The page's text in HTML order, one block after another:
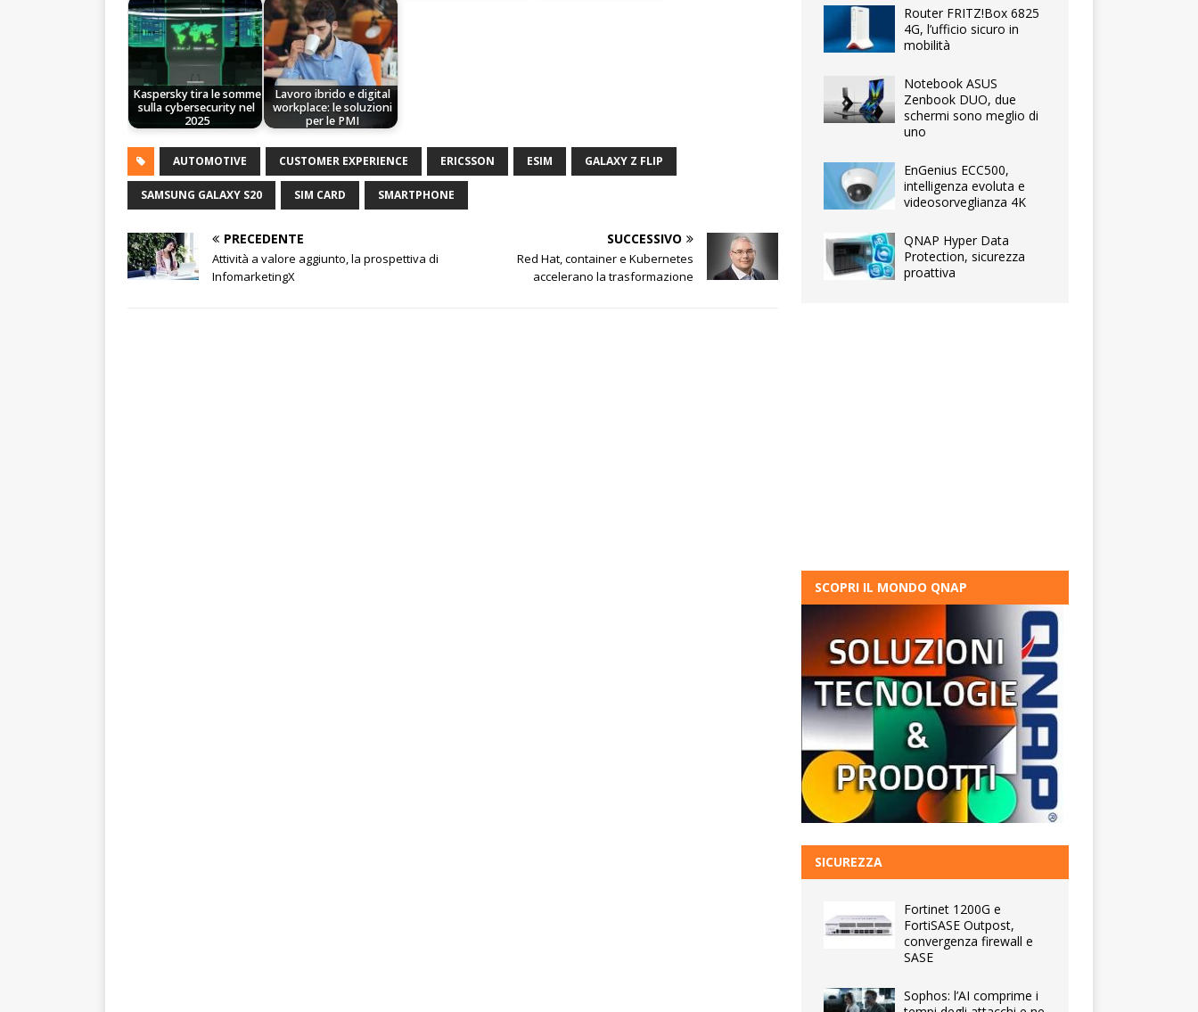
Kaspersky tira le somme
sulla cybersecurity nel
2025
Lavoro ibrido e digital
workplace: le soluzioni
per le PMI
AUTOMOTIVE CUSTOMER EXPERIENCE ERICSSON ESIM GALAXY Z FLIP
SAMSUNG GALAXY S20 SIM CARD SMARTPHONE
PRECEDENTE
Attività a valore aggiunto, la prospettiva di
InfomarketingX
SUCCESSIVO
Red Hat, container e Kubernetes
accelerano la trasformazione
Router FRITZ!Box 6825
4G, l’ufficio sicuro in
mobilità
Notebook ASUS
Zenbook DUO, due
schermi sono meglio di
uno
EnGenius ECC500,
intelligenza evoluta e
videosorveglianza 4K
QNAP Hyper Data
Protection, sicurezza
proattiva
SCOPRI IL MONDO QNAP
SICUREZZA
Fortinet 1200G e
FortiSASE Outpost,
convergenza firewall e
SASE
Sophos: l’AI comprime i